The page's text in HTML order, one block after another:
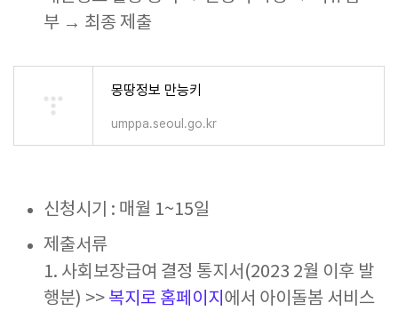
부 → 최종 제출
몽땅정보 만능키
umppa.seoul.go.kr
신청시기 : 매월 1~15일
제출서류
1. 사회보장급여 결정 통지서(2023 2월 이후 발
행분) >> 복지로 홈페이지 에서 아이돌봄 서비스